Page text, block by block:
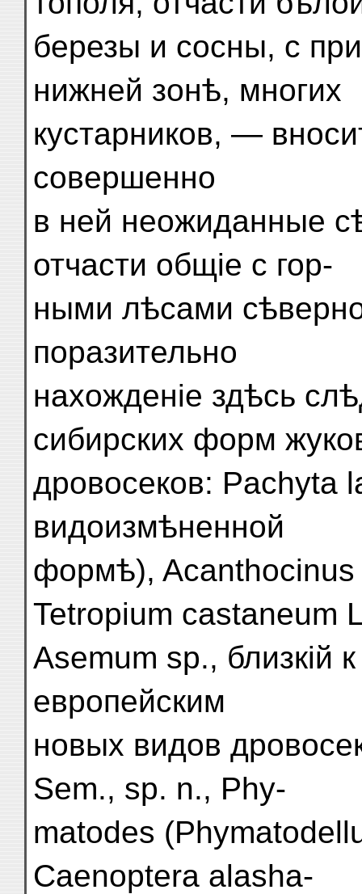
березы и сосны, с
нижней зонѣ, многих
кустарников, —
совершенно
в ней неожиданные
отчасти общіе с гор-
ными лѣсами
поразительно
нахожденіе здѣсь
сибирских форм
дровосеков: Pachyta
видоизмѣненной
формѣ),
Tetropium castaneum
Asemum sp., близкій
европейским
новых видов
Sem., sp. n., Phy-
matodes
Caenoptera alasha-